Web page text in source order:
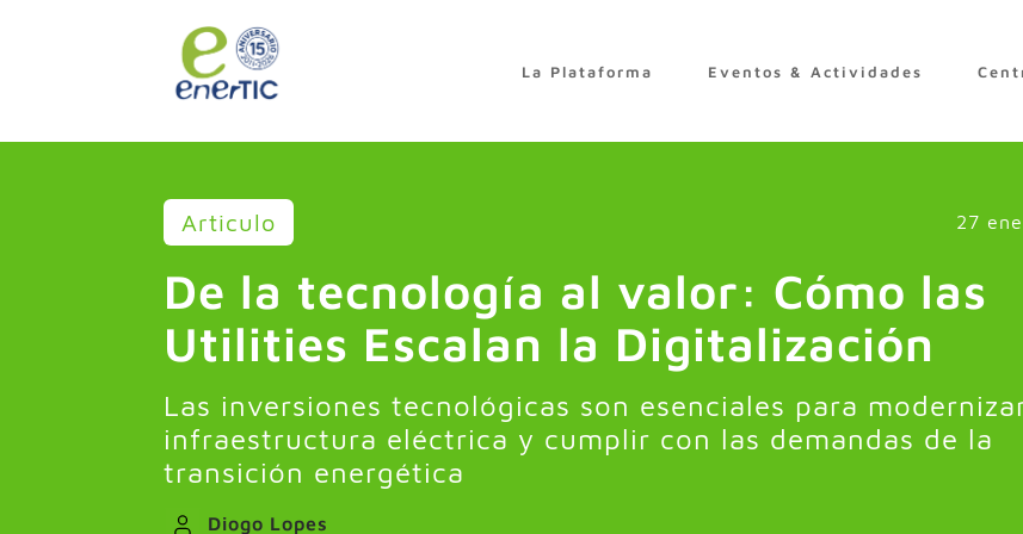
La Plataforma Eventos & Actividades
Articulo 27
De la tecnología al valor: Cómo las
Utilities Escalan la Digitalización
Las inversiones tecnológicas son esenciales para
infraestructura eléctrica y cumplir con las demandas de la
transición energética
Diogo Lopes